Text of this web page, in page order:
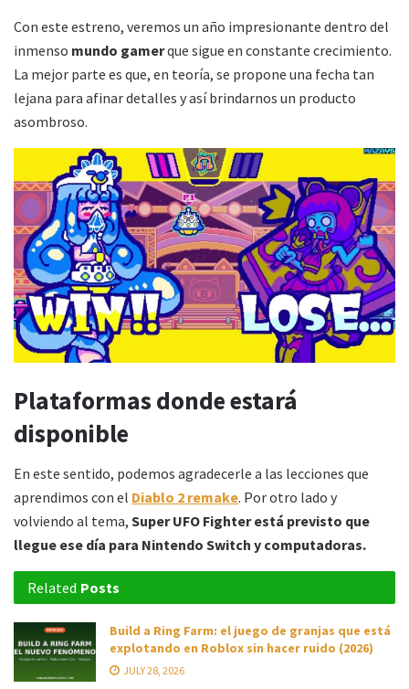
Con este estreno, veremos un año impresionante dentro del
inmenso mundo gamerque sigue en constante crecimiento.
La mejor parte es que, en teoría, se propone una fecha tan
lejana para afinar detalles y así brindarnos un producto
asombroso.
Plataformas donde estará
disponible
En este sentido, podemos agradecerle a las lecciones que
aprendimos con el Diablo 2 remake. Por otro lado y
volviendo al tema, Super UFO Fighter está previsto que
llegue ese día para Nintendo Switch y computadoras.
Related Posts
Build a Ring Farm: el juego de granjas que está
explotando en Roblox sin hacer ruido (2026)
JULY 28, 2026